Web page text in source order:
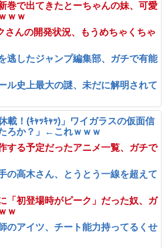
巻で出てきたとーちゃんの妹、可愛
ｗｗ
さんの開発状況、もうめちゃくちゃ
逃したジャンプ編集部、ガチで有能
ル史上最大の謎、未だに解明されて
載！(ｷｬｯｷｬｯ)」ワイガラスの仮面信
ろか？」←これｗｗｗ
する予定だったアニメ一覧、ガチで
の高木さん、とうとう一線を超えて
「初登場時がピーク」だった奴、ガ
ｗ
のアイツ、チート能力持ってるくせ